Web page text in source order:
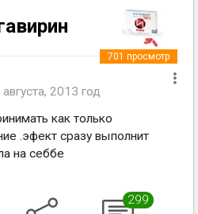
2013 год
701 просмотр
как только
.эфект сразу выполнит
на себбе
299